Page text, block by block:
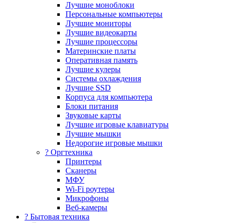
Лучшие моноблоки
Персональные компьютеры
Лучшие мониторы
Лучшие видеокарты
Лучшие процессоры
Материнские платы
Оперативная память
Лучшие кулеры
Системы охлаждения
Лучшие SSD
Корпуса для компьютера
Блоки питания
Звуковые карты
Лучшие игровые клавиатуры
Лучшие мышки
Недорогие игровые мышки
?️ Оргтехника
Принтеры
Сканеры
МФУ
Wi-Fi роутеры
Микрофоны
Веб-камеры
? Бытовая техника